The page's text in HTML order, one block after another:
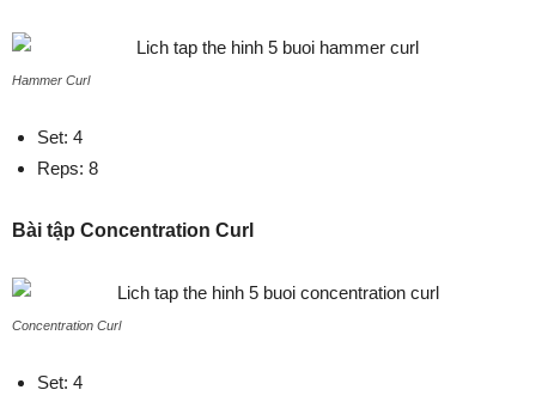
Hammer Curl
Set: 4
Reps: 8
Bài tập Concentration Curl
Concentration Curl
Set: 4